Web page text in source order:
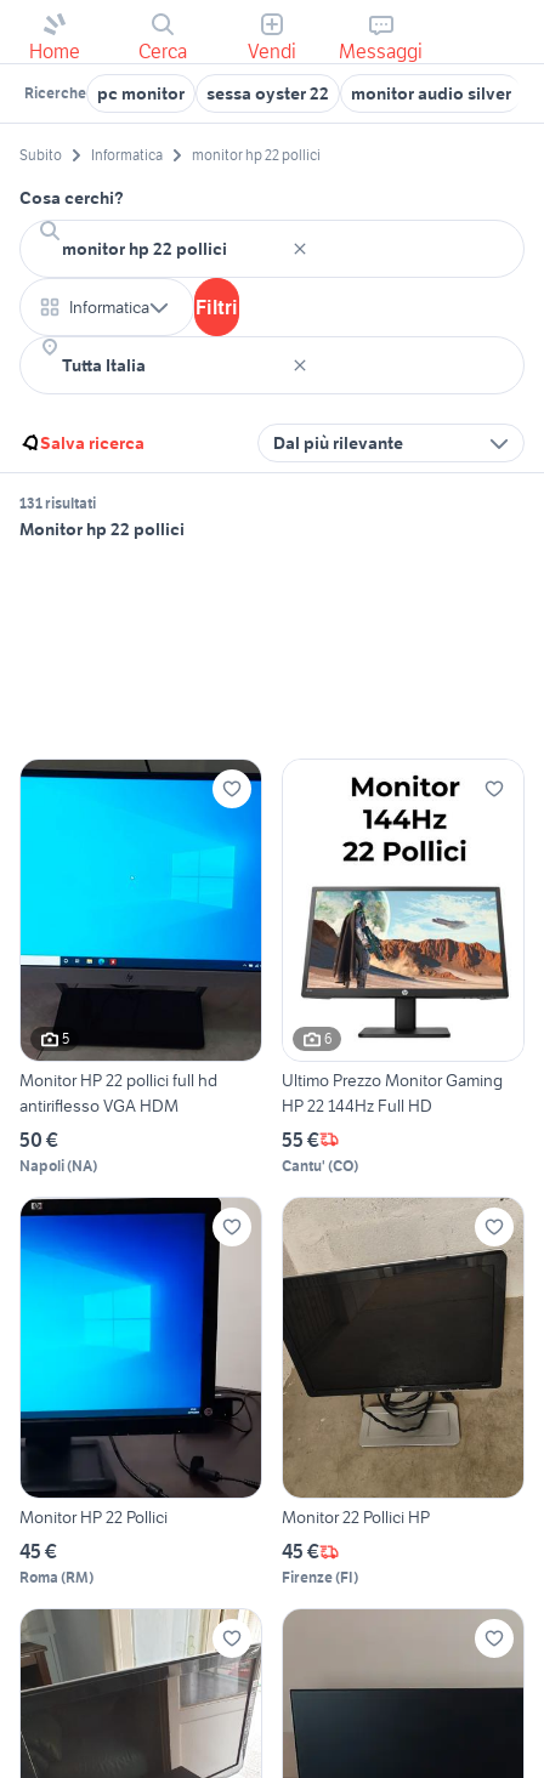
Home Cerca Vendi Messaggi
Ricerche pc monitor sessa oyster 22 monitor audio silver
Subito Informatica monitor hp 22 pollici
Cosa cerchi?
Informatica Filtri
Salva ricerca Dal più rilevante
131 risultati
Monitor hp 22 pollici
5
Monitor HP 22 pollici full hd
antiriflesso VGA HDM
50 €
Napoli(NA)
6
Ultimo Prezzo Monitor Gaming
HP 22 144Hz Full HD
55 €
Cantu' (CO)
Monitor HP 22 Pollici
45 €
Roma (RM)
Monitor 22 Pollici HP
45 €
Firenze(FI)